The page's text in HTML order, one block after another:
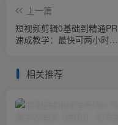
上一篇
短视频剪辑0基础到精通PR
速成教学：最快可两小时学
相关推荐